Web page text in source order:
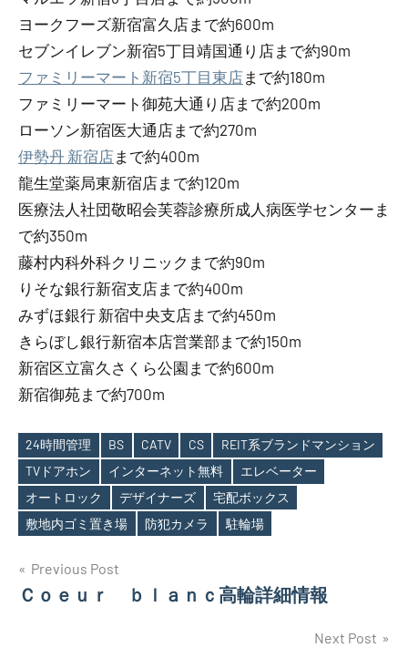
ヨークフーズ新宿富久店まで約600m
セブンイレブン新宿5丁目靖国通り店まで約90m
ファミリーマート新宿5丁目東店まで約180m
ファミリーマート御苑大通り店まで約200m
ローソン新宿医大通店まで約270m
伊勢丹 新宿店まで約400m
龍生堂薬局東新宿店まで約120m
医療法人社団敬昭会芙蓉診療所成人病医学センターま
で約350m
藤村内科外科クリニックまで約90m
りそな銀行新宿支店まで約400m
みずほ銀行 新宿中央支店まで約450m
きらぼし銀行新宿本店営業部まで約150m
新宿区立富久さくら公園まで約600m
新宿御苑まで約700m
Tags
24時間管理 BS CATV CS
REIT系ブランドマンション
TVドアホン
インターネット無料
エレベーター
オートロック
デザイナーズ
宅配ボックス
敷地内ゴミ置き場
防犯カメラ 駐輪場
投
稿
Previous Post
Ｃｏｅｕｒ ｂｌａｎｃ高輪詳細情報
Next Post